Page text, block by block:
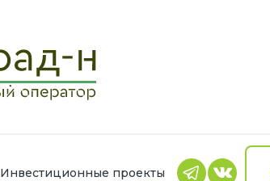
Инвестиционные проекты